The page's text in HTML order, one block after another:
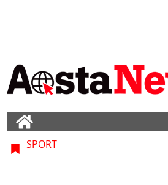
SPORT